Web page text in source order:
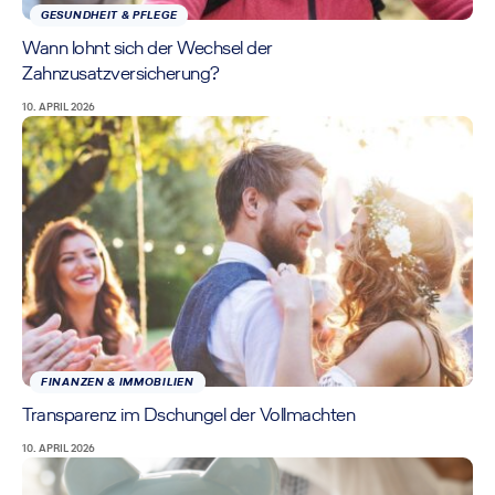
GESUNDHEIT & PFLEGE
Wann lohnt sich der Wechsel der
Zahnzusatzversicherung?
10. APRIL 2026
FINANZEN & IMMOBILIEN
Transparenz im Dschungel der Vollmachten
10. APRIL 2026